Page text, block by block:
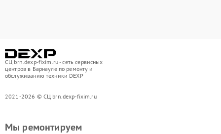
СЦ brn.dexp-fixim.ru - сеть сервисных
центров в Барнауле по ремонту и
обслуживанию техники DEXP
2021-2026 © СЦ brn.dexp-fixim.ru
Мы ремонтируем